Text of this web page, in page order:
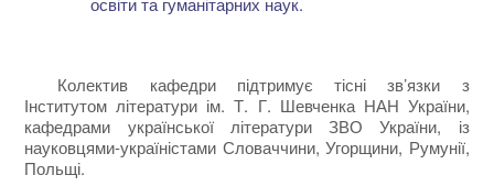
Колектив кафедри підтримує тісні зв’язки з
Інститутом літератури ім. Т. Г. Шевченка НАН України,
кафедрами української літератури ЗВО України, із
науковцями-україністами Словаччини, Угорщини, Румунії,
Польщі.